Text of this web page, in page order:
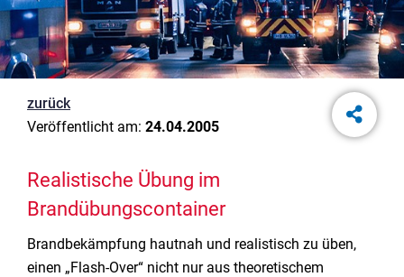
zurück
Veröffentlicht am: 24.04.2005
Realistische Übung im
Brandübungscontainer
Brandbekämpfung hautnah und realistisch zu üben,
einen „Flash-Over“ nicht nur aus theoretischem